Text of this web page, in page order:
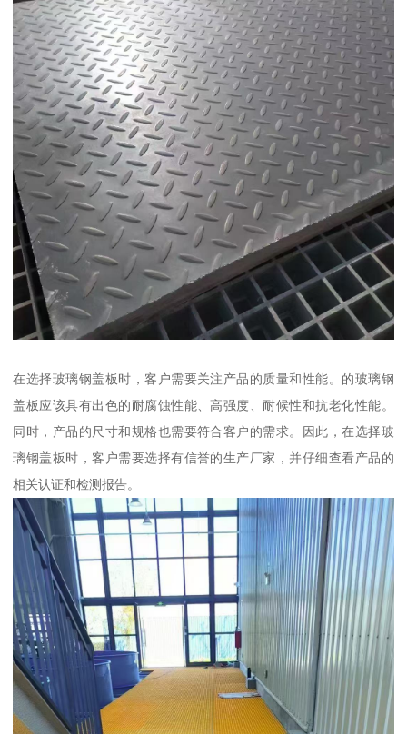
在选择玻璃钢盖板时，客户需要关注产品的质量和性能。的玻璃钢
盖板应该具有出色的耐腐蚀性能、高强度、耐候性和抗老化性能。
同时，产品的尺寸和规格也需要符合客户的需求。因此，在选择玻
璃钢盖板时，客户需要选择有信誉的生产厂家，并仔细查看产品的
相关认证和检测报告。